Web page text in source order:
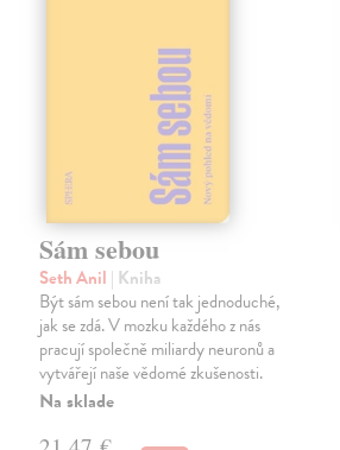
Sám sebou
Seth Anil | Kniha
Být sám sebou není tak jednoduché,
jak se zdá. V mozku každého z nás
pracují společně miliardy neuronů a
vytvářejí naše vědomé zkušenosti.
Na sklade